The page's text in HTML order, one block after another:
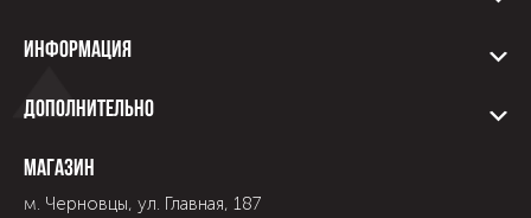
Информация
Дополнительно
Магазин
м. Черновцы, ул. Главная, 187